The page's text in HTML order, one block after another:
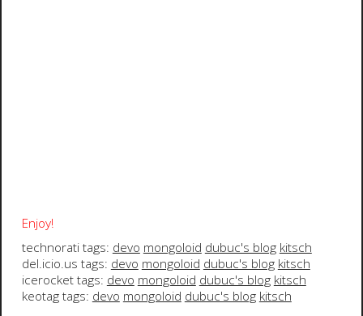
Enjoy!
technorati tags: devo mongoloid dubuc's blog kitsch
del.icio.us tags: devo mongoloid dubuc's blog kitsch
icerocket tags: devo mongoloid dubuc's blog kitsch
keotag tags: devo mongoloid dubuc's blog kitsch